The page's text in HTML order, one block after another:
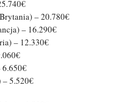
– 20.780€
– 16.290€
– 12.330€
6.650€
– 5.520€